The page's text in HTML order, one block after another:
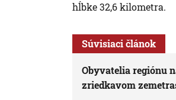
hĺbke 32,6 kilometra.
Súvisiaci článok
Obyvatelia regiónu
zriedkavom